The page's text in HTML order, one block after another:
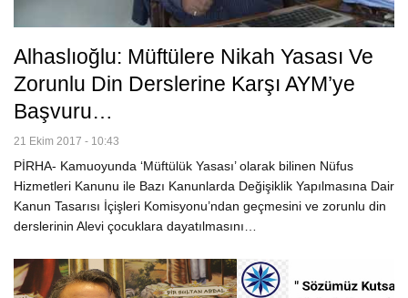
Alhaslıoğlu: Müftülere Nikah Yasası Ve
Zorunlu Din Derslerine Karşı AYM’ye
Başvuru…
21 Ekim 2017 - 10:43
PİRHA- Kamuoyunda ‘Müftülük Yasası’ olarak bilinen Nüfus
Hizmetleri Kanunu ile Bazı Kanunlarda Değişiklik Yapılmasına Dair
Kanun Tasarısı İçişleri Komisyonu’ndan geçmesini ve zorunlu din
derslerinin Alevi çocuklara dayatılmasını…